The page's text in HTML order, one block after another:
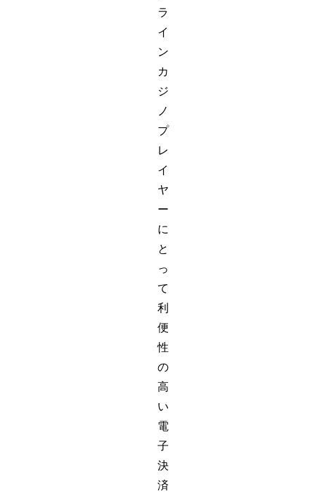
ラ
イ
ン
カ
ジ
ノ
プ
レ
イ
ヤ
ー
に
と
っ
て
利
便
性
の
高
い
電
子
決
済